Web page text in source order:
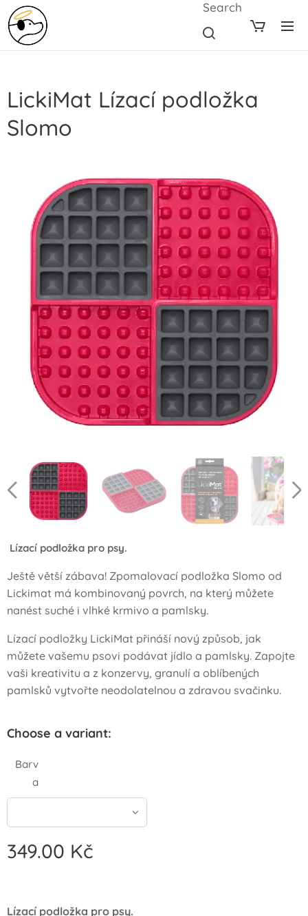
Search
LickiMat Lízací podložka
Slomo
Lízací podložka pro psy.
Ještě větší zábava! Zpomalovací podložka Slomo od
Lickimat má kombinovaný povrch, na který můžete
nanést suché i vlhké krmivo a pamlsky.
Lízací podložky LickiMat přináší nový způsob, jak
můžete vašemu psovi podávat jídlo a pamlsky. Zapojte
vaši kreativitu a z konzervy, granulí a oblíbených
pamlsků vytvořte neodolatelnou a zdravou svačinku.
Choose a variant:
Barv
a
349.00 Kč
Lízací podložka pro psy.